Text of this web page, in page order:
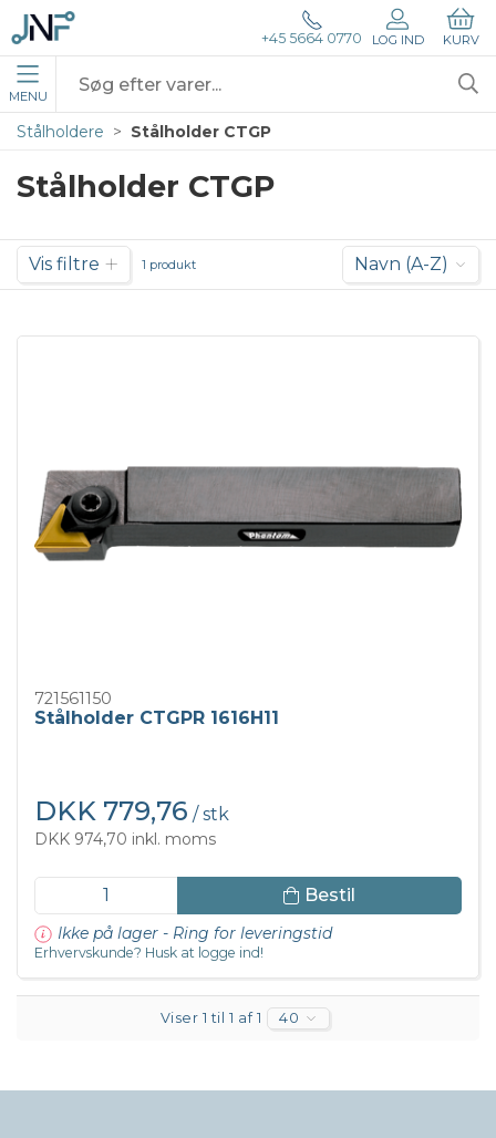
+45 5664 0770 LOG IND KURV
MENU
Stålholdere Stålholder CTGP
Stålholder CTGP
Vis filtre 1 produkt Navn (A-Z)
721561150
Stålholder CTGPR 1616H11
DKK 779,76 / stk
DKK 974,70 inkl. moms
Bestil
Ikke på lager - Ring for leveringstid
Erhvervskunde? Husk at logge ind!
Viser 1 til 1 af 1 40